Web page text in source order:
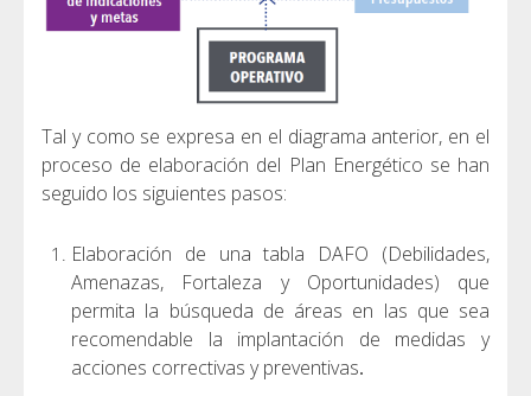
Tal y como se expresa en el diagrama anterior, en el
proceso de elaboración del Plan Energético se han
seguido los siguientes pasos:
Elaboración de una tabla DAFO (Debilidades,
Amenazas, Fortaleza y Oportunidades) que
permita la búsqueda de áreas en las que sea
recomendable la implantación de medidas y
acciones correctivas y preventivas.